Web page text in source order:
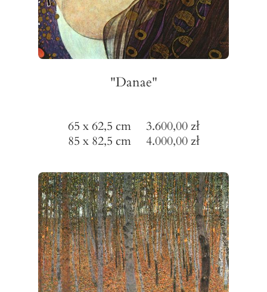
65 x 62,5 cm 3.600,00 zł
85 x 82,5 cm 4.000,00 zł
"Danae"